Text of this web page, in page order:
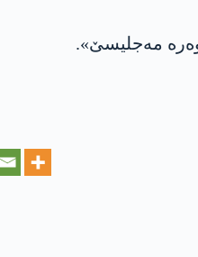
مەجلیسێ».